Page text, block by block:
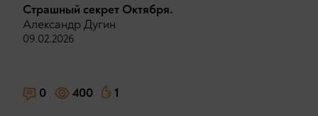
Страшный секрет Октября.
Александр Дугин
09.02.2026
0 400 1